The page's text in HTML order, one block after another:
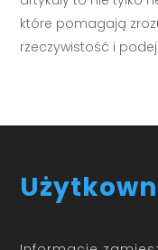
które pomagają
rzeczywistość i